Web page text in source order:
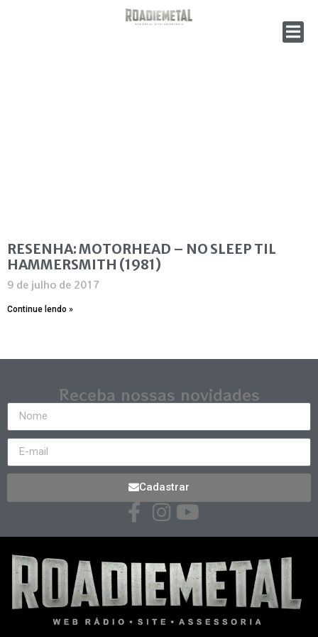
RESENHA: MOTORHEAD – NO SLEEP TIL
HAMMERSMITH (1981)
9 de julho de 2017
Continue lendo »
Receba nossas novidades
Cadastrar